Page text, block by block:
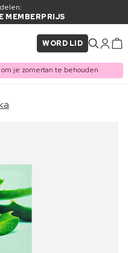
MEMBERPRIJS
WORD LID
je zomertan te behouden
AAN